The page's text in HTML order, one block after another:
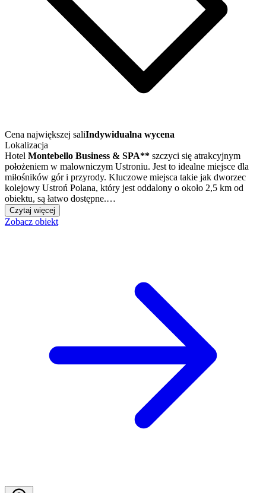
Cena największej saliIndywidualna wycena
Lokalizacja
Hotel Montebello Business & SPA** szczyci się atrakcyjnym
położeniem w malowniczym Ustroniu. Jest to idealne miejsce dla
miłośników gór i przyrody. Kluczowe miejsca takie jak dworzec
kolejowy Ustroń Polana, który jest oddalony o około 2,5 km od
obiektu, są łatwo dostępne.…
Czytaj więcej
Zobacz obiekt